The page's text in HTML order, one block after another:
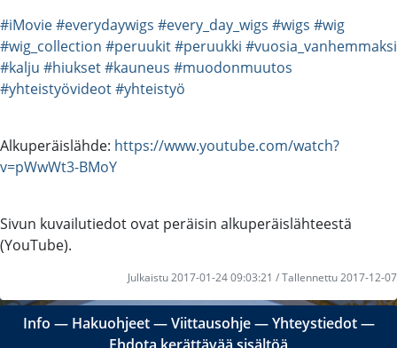
#iMovie#everydaywigs #every_day_wigs #wigs #wig
#wig_collection #peruukit#peruukki #vuosia_vanhemmaksi
#kalju #hiukset#kauneus #muodonmuutos
#yhteistyövideot#yhteistyö
Alkuperäislähde: https://www.youtube.com/watch?
v=pWwWt3-BMoY
Sivun kuvailutiedot ovat peräisin alkuperäislähteestä
(YouTube).
Julkaistu 2017-01-24 09:03:21 / Tallennettu 2017-12-07
Info ― Hakuohjeet―Viittausohje―Yhteystiedot―